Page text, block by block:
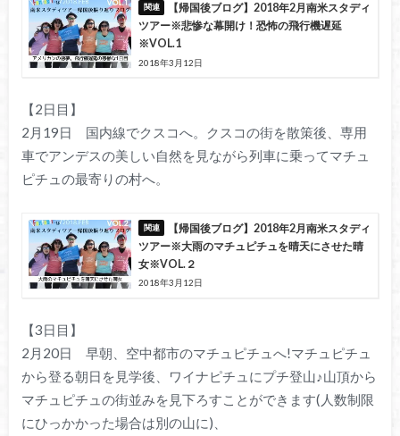
【帰国後ブログ】2018年2月南米スタディ
ツアー※悲惨な幕開け！恐怖の飛行機遅延
※VOL.1
2018年3月12日
【2日目】
2月19日 国内線でクスコへ。クスコの街を散策後、専用
車でアンデスの美しい自然を見ながら列車に乗ってマチュ
ピチュの最寄りの村へ。
【帰国後ブログ】2018年2月南米スタディ
ツアー※大雨のマチュピチュを晴天にさせた晴
女※VOL.２
2018年3月12日
【3日目】
2月20日 早朝、空中都市のマチュピチュへ!マチュピチュ
から登る朝日を見学後、ワイナピチュにプチ登山♪山頂から
マチュピチュの街並みを見下ろすことができます(人数制限
にひっかかった場合は別の山に)、